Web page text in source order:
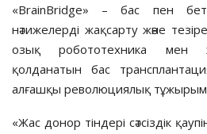
«BrainBridge» – бас пен
нәтижелерді жақсарту және
озық робототехника мен
қолданатын бас
алғашқы революциялық
«Жас донор тіндері сәтсіздік